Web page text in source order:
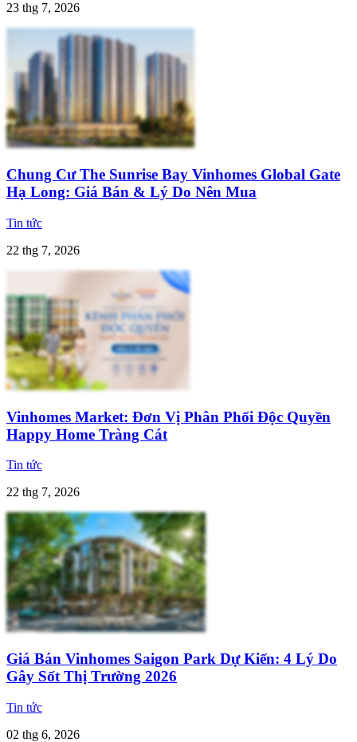
23 thg 7, 2026
Chung Cư The Sunrise Bay Vinhomes Global Gate
Hạ Long: Giá Bán & Lý Do Nên Mua
Tin tức
22 thg 7, 2026
Vinhomes Market: Đơn Vị Phân Phối Độc Quyền
Happy Home Tràng Cát
Tin tức
22 thg 7, 2026
Giá Bán Vinhomes Saigon Park Dự Kiến: 4 Lý Do
Gây Sốt Thị Trường 2026
Tin tức
02 thg 6, 2026